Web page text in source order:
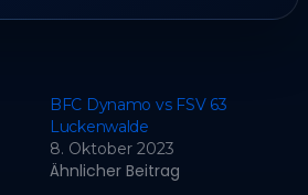
BFC Dynamo vs FSV 63
Luckenwalde
8. Oktober 2023
Ähnlicher Beitrag